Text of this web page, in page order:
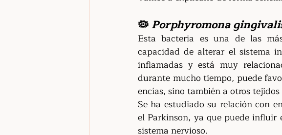
🦠 Porphyromona
Esta bacteria es una de las
capacidad de alterar el sistema
inflamadas y está muy
durante mucho tiempo, puede
encías, sino también a otros
Se ha estudiado su relación con
el Parkinson, ya que puede
sistema nervioso.